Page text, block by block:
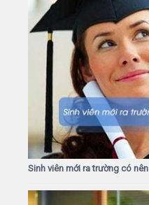
Sinh viên mới ra trường có